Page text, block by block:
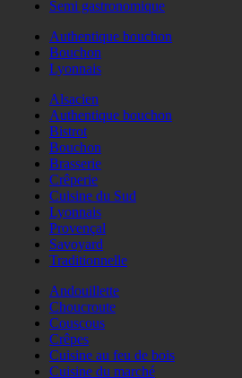
Semi gastronomique
Authentique bouchon
Bouchon
Lyonnais
Alsacien
Authentique bouchon
Bistrot
Bouchon
Brasserie
Crêperie
Cuisine du Sud
Lyonnais
Provençal
Savoyard
Traditionnelle
Andouillette
Choucroute
Couscous
Crêpes
Cuisine au feu de bois
Cuisine du marché